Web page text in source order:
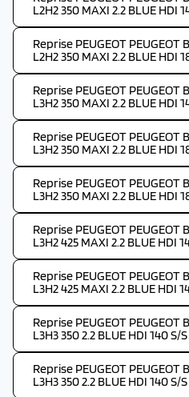
L2H2 350 MAXI 2.2 BLUE HDI
Reprise PEUGEOT PEUGEOT
L2H2 350 MAXI 2.2 BLUE HDI
Reprise PEUGEOT PEUGEOT
L3H2 350 MAXI 2.2 BLUE HDI
Reprise PEUGEOT PEUGEOT
L3H2 350 MAXI 2.2 BLUE HDI
Reprise PEUGEOT PEUGEOT
L3H2 350 MAXI 2.2 BLUE HDI
Reprise PEUGEOT PEUGEOT
L3H2 425 MAXI 2.2 BLUE HDI
Reprise PEUGEOT PEUGEOT
L3H2 425 MAXI 2.2 BLUE HDI
Reprise PEUGEOT PEUGEOT
L3H3 350 2.2 BLUE HDI 140 S/
Reprise PEUGEOT PEUGEOT
L3H3 350 2.2 BLUE HDI 140 S/